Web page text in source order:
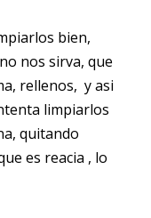
bien,
nos sirva, que
rellenos, y asi
limpiarlos
quitando
es reacia , lo